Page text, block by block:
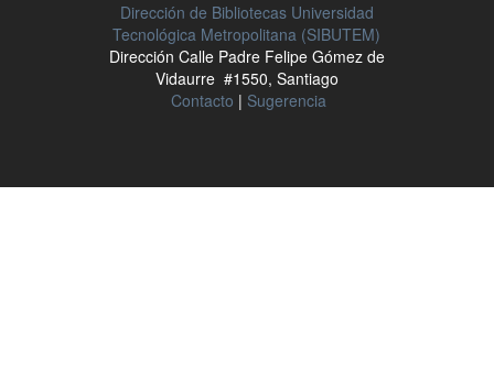
Dirección de Bibliotecas Universidad
Tecnológica Metropolitana (SIBUTEM)
Dirección Calle Padre Felipe Gómez de
Vidaurre #1550, Santiago
Contacto | Sugerencia